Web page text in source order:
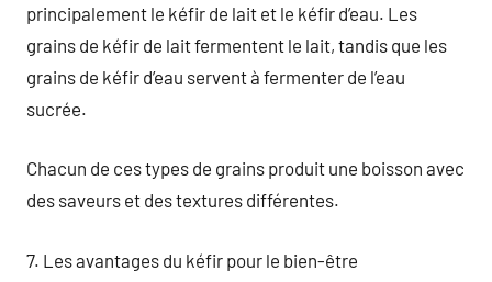
principalement le kéfir de lait et le kéfir d’eau. Les
grains de kéfir de lait fermentent le lait, tandis que les
grains de kéfir d’eau servent à fermenter de l’eau
sucrée.
Chacun de ces types de grains produit une boisson avec
des saveurs et des textures différentes.
7. Les avantages du kéfir pour le bien-être